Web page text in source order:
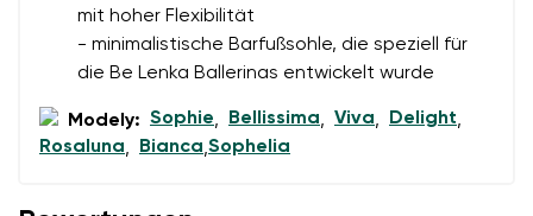
mit hoher Flexibilität
- minimalistische Barfußsohle, die speziell für
die Be Lenka Ballerinas entwickelt wurde
Modely: Sophie, Bellissima, Viva, Delight,
Rosaluna, Bianca,Sophelia